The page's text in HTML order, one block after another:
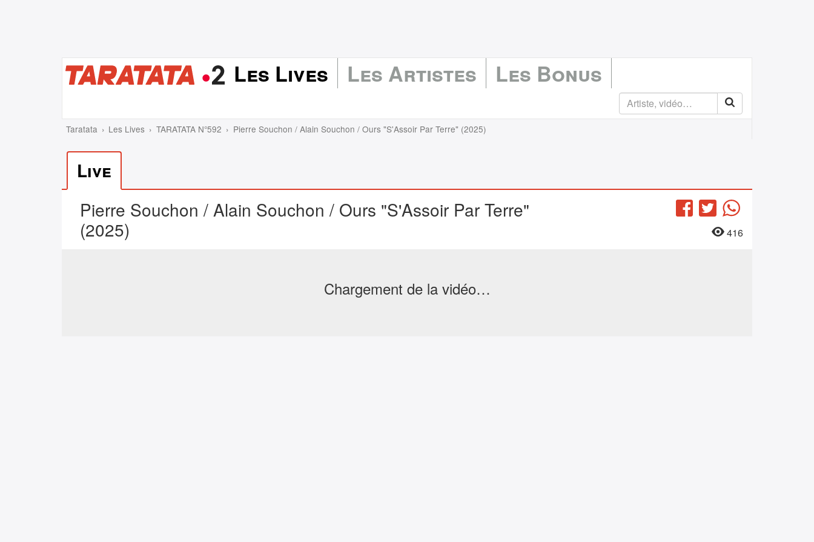
Les Lives Les Artistes Les Bonus
Taratata Les Lives TARATATA N°592 Pierre Souchon / Alain Souchon / Ours "S'Assoir Par Terre" (2025)
Live
Pierre Souchon / Alain Souchon / Ours "S'Assoir Par Terre"
(2025)
Facebook
TwitterWhatsApp
416
Chargement de la vidéo…